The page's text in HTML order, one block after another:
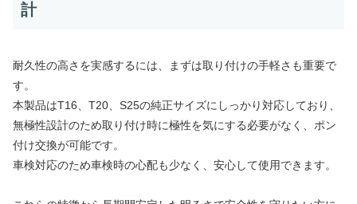
計
耐久性の高さを実感するには、まずは取り付けの手軽さも重要で
す。
本製品はT16、T20、S25の純正サイズにしっかり対応しており、
無極性設計のため取り付け時に極性を気にする必要がなく、ポン
付け交換が可能です。
車検対応のため車検時の心配も少なく、安心して使用できます。